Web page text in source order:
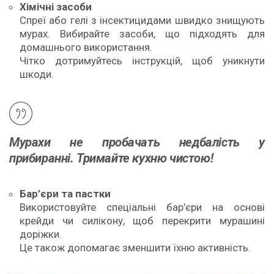
Хімічні засоби
Спреї або гелі з інсектицидами швидко знищують
мурах. Вибирайте засоби, що підходять для
домашнього використання.
Чітко дотримуйтесь інструкцій, щоб уникнути
шкоди.
Мурахи не пробачать недбалість у
прибиранні. Тримайте кухню чистою!
Бар’єри та пастки
Використовуйте спеціальні бар’єри на основі
крейди чи силікону, щоб перекрити мурашині
доріжки.
Це також допомагає зменшити їхню активність.